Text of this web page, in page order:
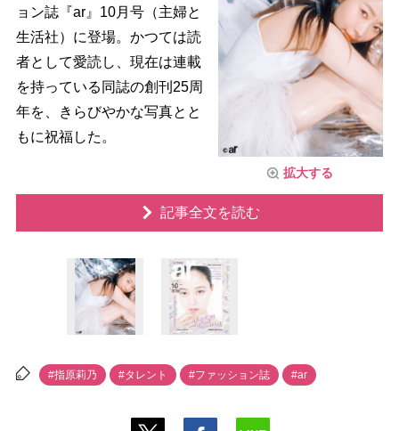
拡大する
ョン誌『ar』10月号（主婦と
生活社）に登場。かつては読
者として愛読し、現在は連載
を持っている同誌の創刊25周
年を、きらびやかな写真とと
もに祝福した。
記事全文を読む
#指原莉乃 #タレント #ファッション誌 #ar